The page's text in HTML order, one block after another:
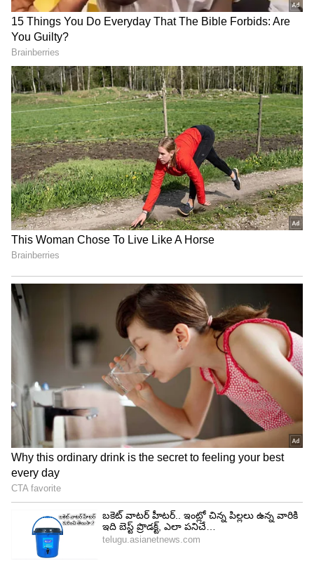
4
వదులుకోరు
ఆగస్టు నెలలో జన్మించిన వారు వారు సాధించాలనుకున్న
వాటిని ఎప్పటికీ వదులుకోరు. అంతేకాదు వీళ్లు తమను
తాము ఎంతగానో ప్రేరేపించుకుంటారు. అలాగే వీళ్లు
ఆశావహంగా కూడా ఉంటారు.